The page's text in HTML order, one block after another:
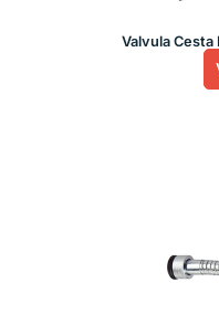
Valvula Cesta